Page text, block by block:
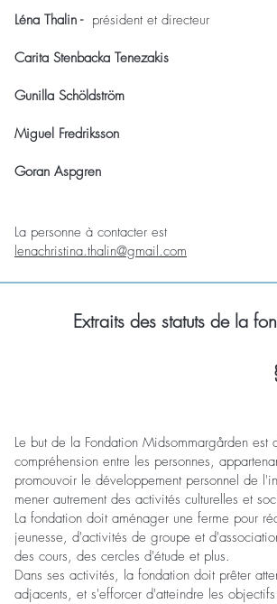
Léna Thalin -président et directeur
Carita Stenbacka Tenezakis
Gunilla Schöldström
Miguel Fredriksson
Goran Aspgren
La personne à contacter est
lenachristina.thalin@gmail.com
Extraits des statuts de la
Le but de la Fondation Midsommargården
compréhension entre les personnes,
promouvoir le développement personnel de
mener autrement des activités culturelles et
La fondation doit aménager une ferme pour
jeunesse, d'activités de groupe et
des cours, des cercles d'étude et plus.
Dans ses activités, la fondation doit prêter
adjacents, et s'efforcer d'atteindre les